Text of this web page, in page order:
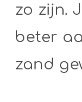
zo zijn.
beter
zand